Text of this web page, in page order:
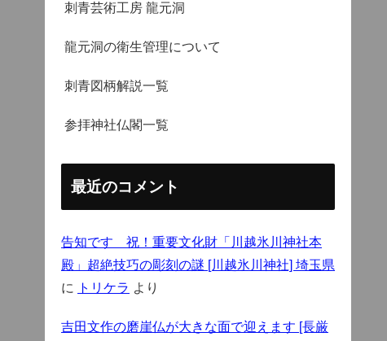
刺青芸術工房 龍元洞
龍元洞の衛生管理について
刺青図柄解説一覧
参拝神社仏閣一覧
最近のコメント
告知です 祝！重要文化財「川越氷川神社本
殿」超絶技巧の彫刻の謎 [川越氷川神社] 埼玉県
に
トリケラ より
吉田文作の磨崖仏が大きな面で迎えます [長厳